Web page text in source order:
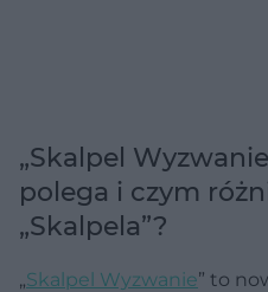
„Skalpel
polega i czym
„Skalpela”?
„Skalpel Wyzwanie” to